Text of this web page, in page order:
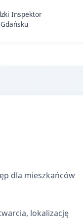
Inspektor
dla mieszkańców
lokalizację